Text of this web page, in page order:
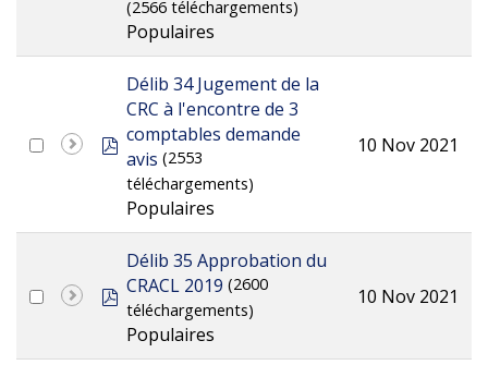
(2566 téléchargements)
Populaires
pdf
Délib 34 Jugement de la
CRC à l'encontre de 3
comptables demande
avis (2553
téléchargements)
Populaires
10 Nov 2021
pdf
Délib 35 Approbation du
CRACL 2019 (2600
téléchargements)
Populaires
10 Nov 2021